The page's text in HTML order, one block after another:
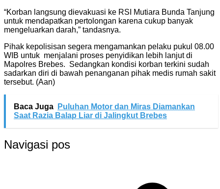
“Korban langsung dievakuasi ke RSI Mutiara Bunda Tanjung
untuk mendapatkan pertolongan karena cukup banyak
mengeluarkan darah,” tandasnya.
Pihak kepolisisan segera mengamankan pelaku pukul 08.00
WIB untuk menjalani proses penyidikan lebih lanjut di
Mapolres Brebes. Sedangkan kondisi korban terkini sudah
sadarkan diri di bawah penanganan pihak medis rumah sakit
tersebut. (Aan)
Baca Juga
Puluhan Motor dan Miras Diamankan
Saat Razia Balap Liar di Jalingkut Brebes
Navigasi pos